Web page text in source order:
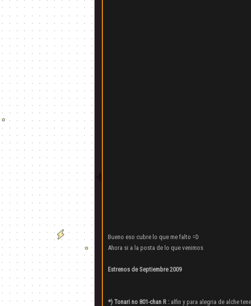
Bueno eso cubre lo que me falto =D
Ahora si a la posta de lo que venimos
Estrenos de Septiembre 2009
*) Tonari no 801-chan R : alfin y para alegria de alche